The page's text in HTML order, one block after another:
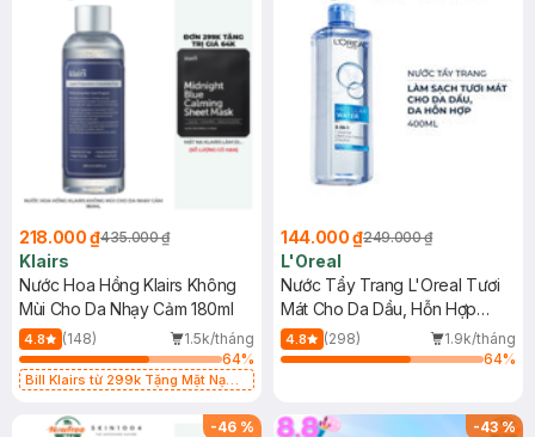
218.000 ₫435.000 ₫
Klairs
Nước Hoa Hồng Klairs Không
Mùi Cho Da Nhạy Cảm 180ml
4.8 (148)
1.5k/tháng
64%
Bill Klairs từ 299k Tặng Mặt Nạ
25ml (SL Có Hạn)
144.000 ₫249.000 ₫
L'Oreal
Nước Tẩy Trang L'Oreal Tươi
Mát Cho Da Dầu, Hỗn Hợp
400ml
4.8 (298)
1.9k/tháng
64%
-46 % -43%